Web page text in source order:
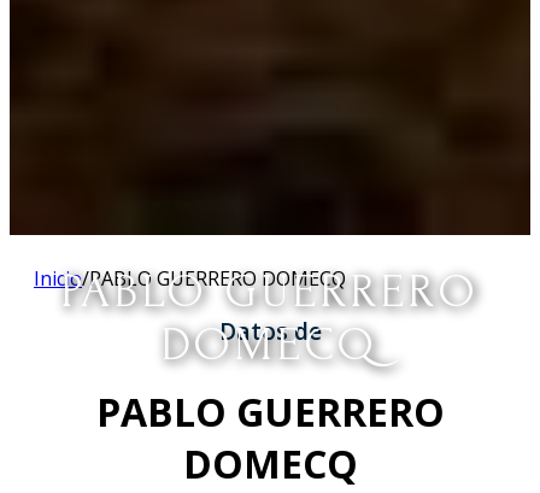
PABLO GUERRERO
DOMECQ
Inicio/PABLO GUERRERO DOMECQ
Datos de
PABLO GUERRERO
DOMECQ